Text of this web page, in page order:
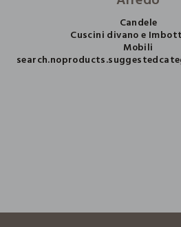
Candele
Cuscini divano e
Mobili